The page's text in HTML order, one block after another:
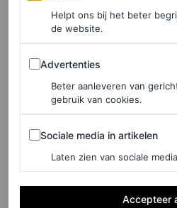
Dit bericht op Instagram
Helpt ons bij het beter
de website.
Advertenties
Advertenties
Beter aanleveren van
gebruik van cookies.
Sociale media in artikelen
Sociale media in artikelen
Laten zien van sociale
Accepteer